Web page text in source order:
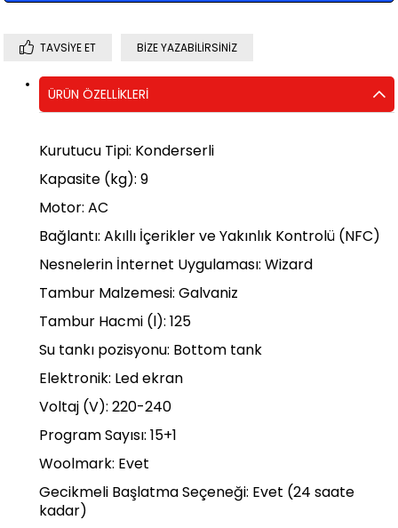
TAVSIYE ET BIZE YAZABILIRSINIZ
ÜRÜN ÖZELLIKLERI
Kurutucu Tipi: Konderserli
Kapasite (kg): 9
Motor: AC
Bağlantı: Akıllı İçerikler ve Yakınlık Kontrolü (NFC)
Nesnelerin İnternet Uygulaması: Wizard
Tambur Malzemesi: Galvaniz
Tambur Hacmi (l): 125
Su tankı pozisyonu: Bottom tank
Elektronik: Led ekran
Voltaj (V): 220-240
Program Sayısı: 15+1
Woolmark: Evet
Gecikmeli Başlatma Seçeneği: Evet (24 saate
kadar)